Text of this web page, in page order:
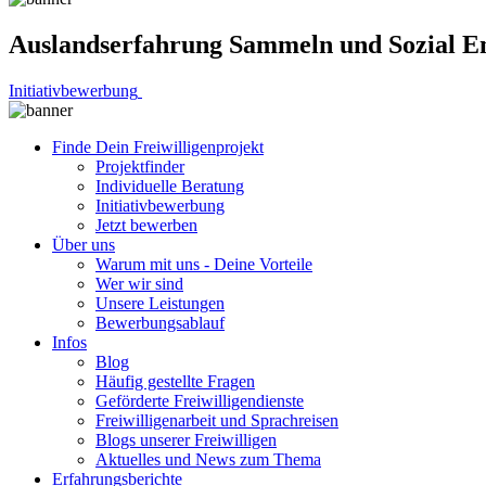
Auslandserfahrung Sammeln und Sozial
Initiativbewerbung
Finde Dein Freiwilligenprojekt
Projektfinder
Individuelle Beratung
Initiativbewerbung
Jetzt bewerben
Über uns
Warum mit uns - Deine Vorteile
Wer wir sind
Unsere Leistungen
Bewerbungsablauf
Infos
Blog
Häufig gestellte Fragen
Geförderte Freiwilligendienste
Freiwilligenarbeit und Sprachreisen
Blogs unserer Freiwilligen
Aktuelles und News zum Thema
Erfahrungsberichte